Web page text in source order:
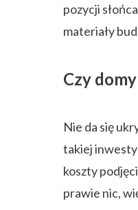
pozycji
materiały
Czy
Nie da się
takiej
koszty
prawie nic,